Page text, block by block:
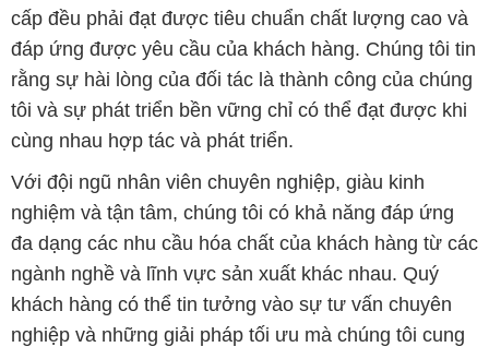
cấp đều phải đạt được tiêu chuẩn chất lượng cao và
đáp ứng được yêu cầu của khách hàng. Chúng tôi tin
rằng sự hài lòng của đối tác là thành công của chúng
tôi và sự phát triển bền vững chỉ có thể đạt được khi
cùng nhau hợp tác và phát triển.
Với đội ngũ nhân viên chuyên nghiệp, giàu kinh
nghiệm và tận tâm, chúng tôi có khả năng đáp ứng
đa dạng các nhu cầu hóa chất của khách hàng từ các
ngành nghề và lĩnh vực sản xuất khác nhau. Quý
khách hàng có thể tin tưởng vào sự tư vấn chuyên
nghiệp và những giải pháp tối ưu mà chúng tôi cung